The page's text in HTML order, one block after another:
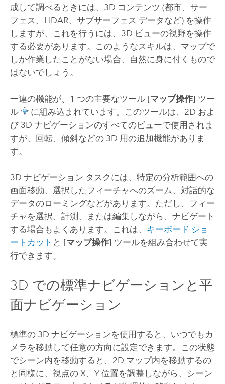
成して調べるときには、3D コンテンツ (都市、サー
フェス、LIDAR、サブサーフェス データなど) を操作
しますが、これを行うには、3D ビューの視野を操作
する必要があります。このようなスキルは、マップで
しか作業したことがない場合、自然に身に付くもので
はないでしょう。
一連の機能が、1 つの主要なツール [マップ操作] ツー
ル
に組み込まれています。このツールは、2D およ
び 3D ナビゲーションのすべてのビューで使用されま
すが、回転、傾斜などの 3D 用の追加機能がありま
す。
3D ナビゲーション タスクには、特定の分析範囲への
画面移動、選択したフィーチャへのズーム、対話的な
データのローミングなどがあります。ただし、フィー
チャを選択、計測、または編集しながら、ナビゲート
する場合もよくあります。これは、 キーボード ショ
ートカット と [マップ操作] ツールを組み合わせて実
行できます。
3D での標準ナビゲーションと平
面ナビゲーション
標準の 3D ナビゲーションを使用すると、いつでもカ
メラを移動して任意の方向に設定できます。この状態
でシーン内を移動すると、2D マップ内を移動するの
と同様に、視点の X、Y 位置を調整しながら、シーン